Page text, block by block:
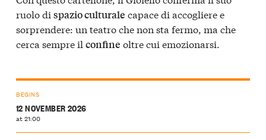
ruolo di spazio culturale capace di accogliere e
sorprendere: un teatro che non sta fermo, ma che
cerca sempre il confine oltre cui emozionarsi.
BEGINS
12 NOVEMBER 2026
at 21:00